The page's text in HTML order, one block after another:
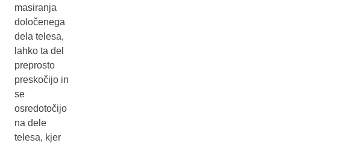
masiranja
določenega
dela telesa,
lahko ta del
preprosto
preskočijo in
se
osredotočijo
na dele
telesa, kjer